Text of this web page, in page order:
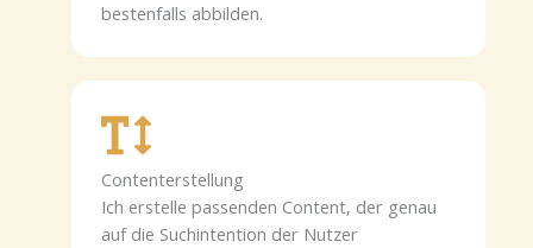
bestenfalls abbilden.
Contenterstellung
Ich erstelle passenden Content, der genau
auf die Suchintention der Nutzer